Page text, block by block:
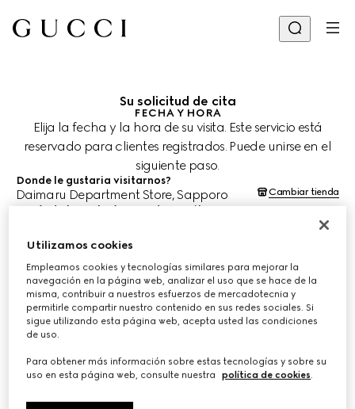
Su solicitud de cita
FECHA Y HORA
Elija la fecha y la hora de su visita. Este servicio está
reservado para clientes registrados. Puede unirse en el
siguiente paso.
Donde le gustaria visitarnos?
Daimaru Department Store, Sapporo Cambiar tienda
¿Cuándo le gustaría agendar su cita?
Las fechas y horas se muestran en la hora local de la tienda (JST) y
están sujetas a la confirmación del equipo de asesoría de clientes.
ELIJA EL HORARIO*
Utilizamos cookies
Empleamos cookies y tecnologías similares para mejorar la
navegación en la página web, analizar el uso que se hace de la
misma, contribuir a nuestros esfuerzos de mercadotecnia y
permitirle compartir nuestro contenido en sus redes sociales. Si
sigue utilizando esta página web, acepta usted las condiciones
de uso.
Para obtener más información sobre estas tecnologías y sobre su
uso en esta página web, consulte nuestra
política de cookies.